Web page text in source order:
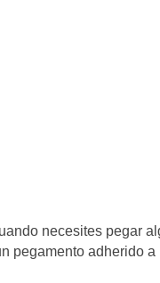
necesites pegar
pegamento adherido a